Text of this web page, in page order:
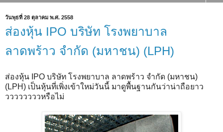
วันพุธที่ 28 ตุลาคม พ.ศ. 2558
ส่องหุ้น IPO บริษัท โรงพยาบาล
ลาดพร้าว จำกัด (มหาชน) (LPH)
ส่องหุ้น IPO บริษัท โรงพยาบาล ลาดพร้าว จำกัด (มหาชน)
(LPH) เป็นหุ้นที่เพิ่งเข้าใหม่วันนี้ มาดูพื้นฐานกันว่าน่าถือยาว
ววววววววหรือไม่